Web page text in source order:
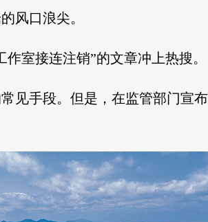
风口浪尖。
室接连注销”的文章冲上热搜。
见手段。但是，在监管部门宣